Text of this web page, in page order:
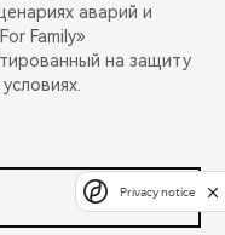
аварий и
Family»
на защиту
Privacy notice